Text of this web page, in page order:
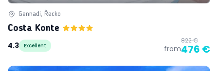
Gennadi, Řecko
Costa Konte
4.3
Excellent from
822 €
476 €